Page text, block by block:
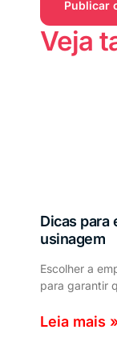
Veja
Dicas para
usinagem
Escolher a
para garantir
Leia mais